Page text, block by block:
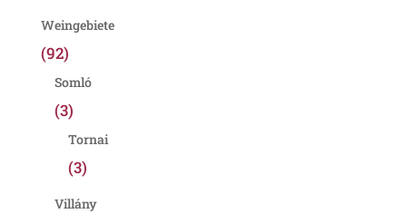
Weingebiete
(92)
Somló
(3)
Tornai
(3)
Villány